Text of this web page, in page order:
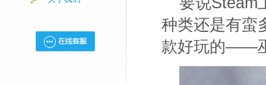
种类还是有蛮
款好玩的——